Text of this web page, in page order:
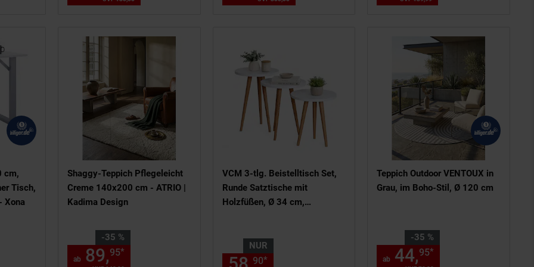
cm,
Tisch,
Xona
Shaggy-Teppich Pflegeleicht
Creme 140x200 cm - ATRIO |
Kadima Design
-35 %
Sie Sparen 35 Prozent,
ab 89,95* € Sternchen Fußnote, Details am
VCM 3-tlg. Beistelltisch Set,
Runde Satztische mit
Holzfüßen, Ø 34 cm,
NUR
90*
Teppich Outdoor VENTOUX in
Grau, im Boho-Stil, Ø 120 cm
-35 %
Sie Sparen 35 Prozent,
ab 44,95*